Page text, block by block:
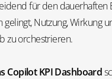
für den dauerhaften
Nutzung, Wirkung
zu orchestrieren.
Copilot KPI Dashboard